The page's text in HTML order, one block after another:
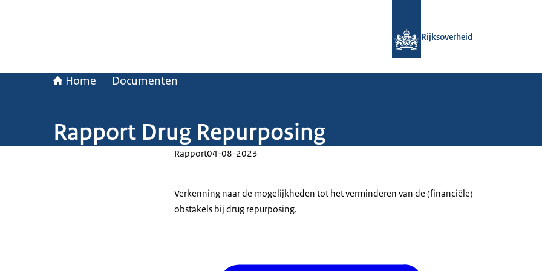
Rijksoverheid
Home Documenten
Rapport Drug Repurposing
Rapport04-08-2023
Verkenning naar de mogelijkheden tot het verminderen van de (financiële)
obstakels bij drug repurposing.